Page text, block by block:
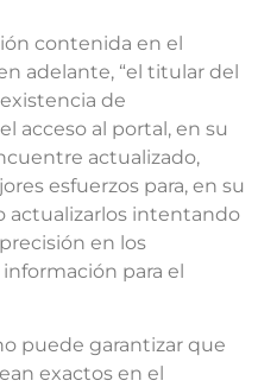
contenida en el
adelante, “el titular del
de
acceso al portal, en su
actualizado,
esfuerzos para, en su
actualizarlos intentando
en los
para el
puede garantizar que
exactos en el